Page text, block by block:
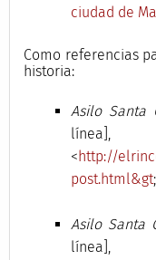
ciudad de
Como referencias
historia:
Asilo Santa
línea],
<http://
post.html&gt;
Asilo Santa
línea],